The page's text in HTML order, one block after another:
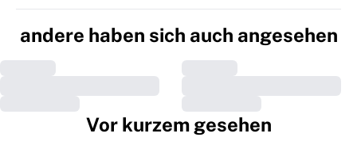
andere haben sich auch angesehen
Vor kurzem gesehen